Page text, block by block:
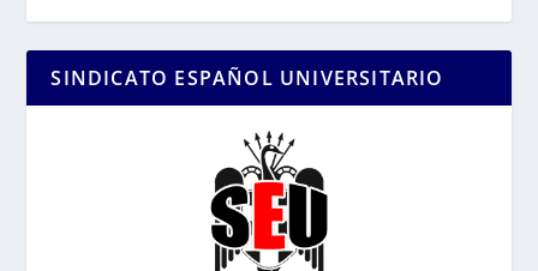
SINDICATO ESPAÑOL UNIVERSITARIO